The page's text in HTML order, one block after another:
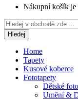
Nákupní košík je
Hledej
Home
Tapety
Kusové koberce
Fototapety
Dětské
Umění &